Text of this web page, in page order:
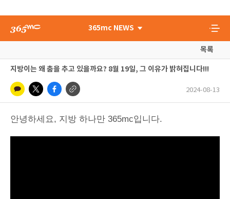
365mc NEWS
목록
지방이는 왜 춤을 추고 있을까요? 8월 19일, 그 이유가 밝혀집니다!!!
2024-08-13
안녕하세요, 지방 하나만 365mc입니다.